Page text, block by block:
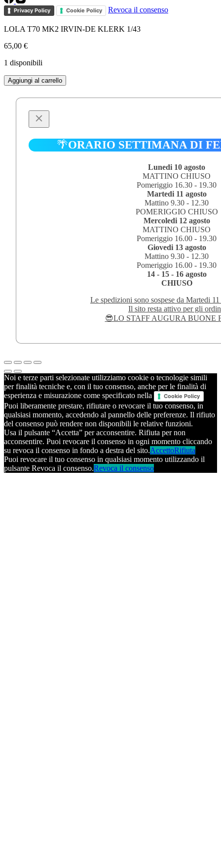
Privacy Policy Cookie Policy Revoca il consenso
LOLA T70 MK2 IRVIN-DE KLERK 1/43
65,00 €
1 disponibili
LOLA
T70
MK2
Aggiungi al carrello
🌴ORARIO SETTIMANA DI
Lunedi 10 agosto
MATTINO CHIUSO
Pomeriggio 16.30 - 19.30
Martedi 11 agosto
Mattino 9.30 - 12.30
POMERIGGIO CHIUSO
Mercoledi 12 agosto
MATTINO CHIUSO
Pomeriggio 16.00 - 19.30
Giovedi 13 agosto
Mattino 9.30 - 12.30
Pomeriggio 16.00 - 19.30
14 - 15 - 16 agosto
CHIUSO
Le spedizioni sono sospese da Martedi
Il sito resta attivo per gli
😎LO STAFF AUGURA BUONE
Noi e terze parti selezionate utilizziamo cookie o tecnologie simili
per finalità tecniche e, con il tuo consenso, anche per le finalità di
esperienza e misurazione come specificato nella
Cookie Policy
Puoi liberamente prestare, rifiutare o revocare il tuo consenso, in
qualsiasi momento, accedendo al pannello delle preferenze. Il rifiuto
del consenso può rendere non disponibili le relative funzioni.
Usa il pulsante “Accetta” per acconsentire. Rifiuta per non
acconsentire. Puoi revocare il consenso in ogni momento cliccando
su revoca il consenso in fondo a destra del sito.AccettoRifiuta
Puoi revocare il tuo consenso in qualsiasi momento utilizzando il
pulsante Revoca il consenso.Revoca il consenso